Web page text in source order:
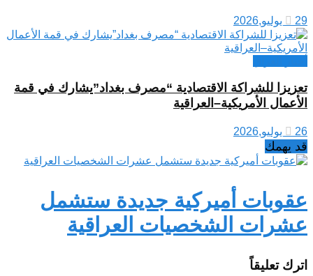
29 يوليو,2026
تعزيزا للشراكة الاقتصادية “مصرف بغداد”يشارك في قمة
الأعمال الأمريكية–العراقية
26 يوليو,2026
قد يهمك
عقوبات أميركية جديدة ستشمل
عشرات الشخصيات العراقية
اترك تعليقاً